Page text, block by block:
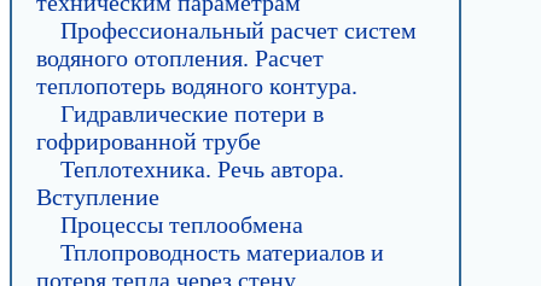
Профессиональный расчет систем
водяного отопления. Расчет
теплопотерь водяного контура.
Гидравлические потери в
гофрированной трубе
Теплотехника. Речь автора.
Вступление
Процессы теплообмена
Тплопроводность материалов и
потеря тепла через стену